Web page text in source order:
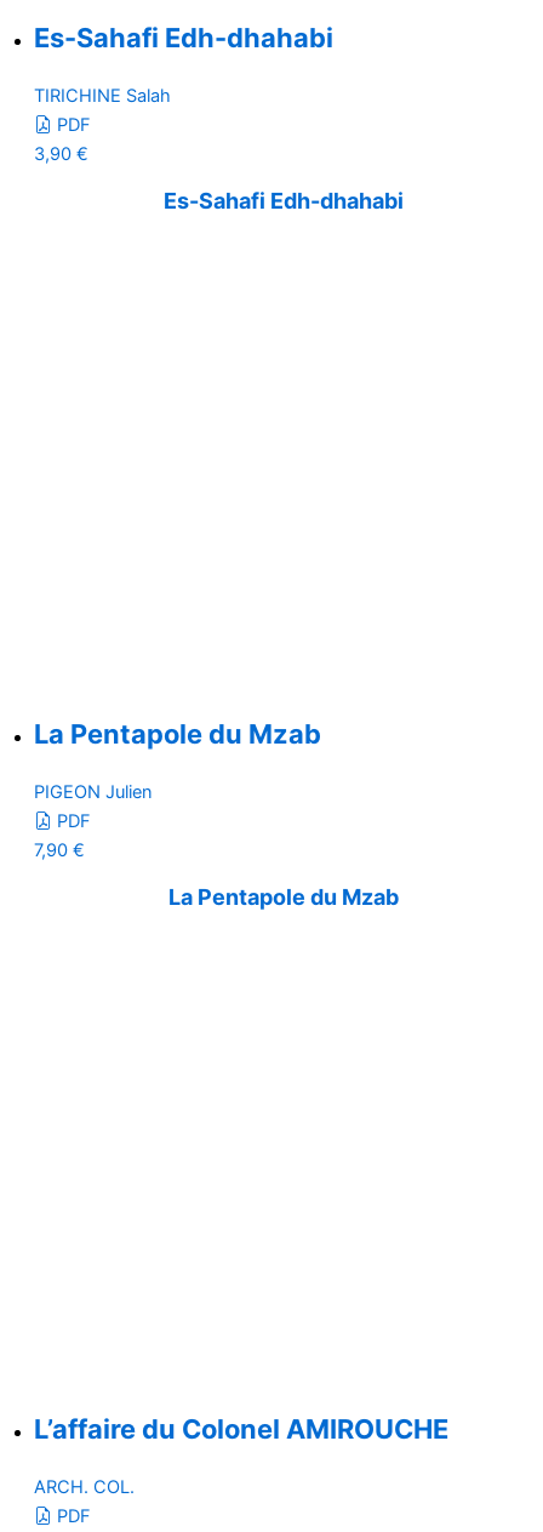
Es-Sahafi Edh-dhahabi
TIRICHINE Salah
PDF
3,90 €
Es-Sahafi Edh-dhahabi
La Pentapole du Mzab
PIGEON Julien
PDF
7,90 €
La Pentapole du Mzab
L’affaire du Colonel AMIROUCHE
ARCH. COL.
PDF